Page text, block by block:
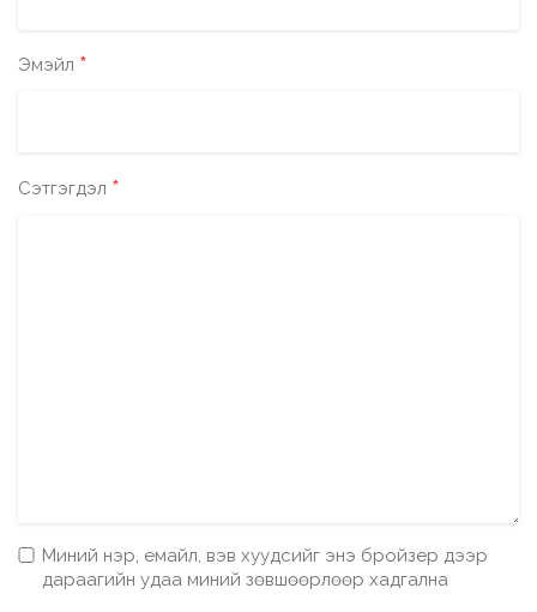
Эмэйл *
Сэтгэгдэл *
Миний нэр, емайл, вэв хуудсийг энэ бройзер дээр
дараагийн удаа миний зөвшөөрлөөр хадгална